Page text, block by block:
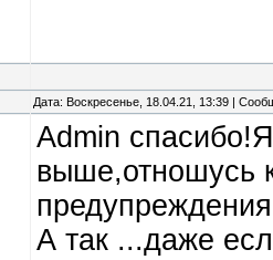
Дата: Воскресенье, 18.04.21, 13:39 |
Admin
выше,отношусь
А так ...даже